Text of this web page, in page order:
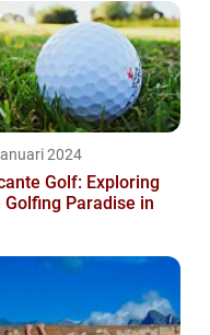
2024
Golf: Exploring
Golfing Paradise in